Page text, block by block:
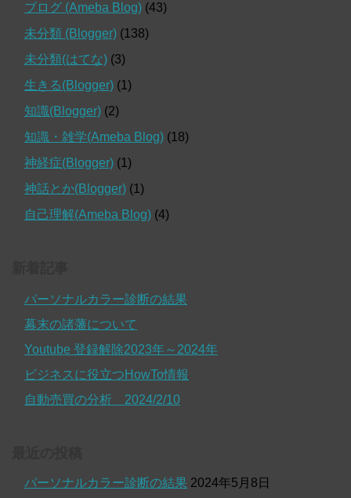
ブログ (Ameba Blog) (43)
未分類 (Blogger) (138)
未分類(はてな) (3)
生きる(Blogger) (1)
知識(Blogger) (2)
知識・雑学(Ameba Blog) (18)
神経症(Blogger) (1)
神話とか(Blogger) (1)
自己理解(Ameba Blog) (4)
パーソナルカラー診断の結果
幕末の諸藩について
Youtube 登録解除2023年～2024年
ビジネスに役立つHowTo情報
自動売買の分析 2024/2/10
パーソナルカラー診断の結果 2024年5月8日